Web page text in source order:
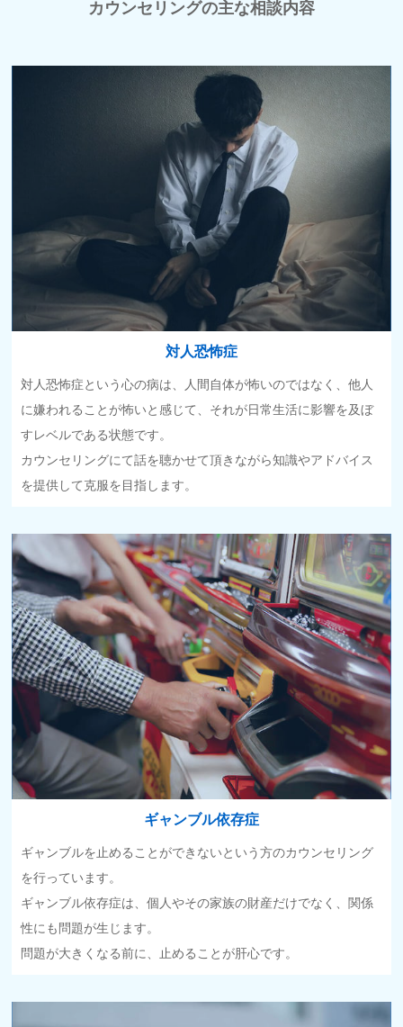
カウンセリングの主な相談内容
対人恐怖症
対人恐怖症という心の病は、人間自体が怖いのではなく、他人
に嫌われることが怖いと感じて、それが日常生活に影響を及ぼ
すレベルである状態です。
カウンセリングにて話を聴かせて頂きながら知識やアドバイス
を提供して克服を目指します。
ギャンブル依存症
ギャンブルを止めることができないという方のカウンセリング
を行っています。
ギャンブル依存症は、個人やその家族の財産だけでなく、関係
性にも問題が生じます。
問題が大きくなる前に、止めることが肝心です。